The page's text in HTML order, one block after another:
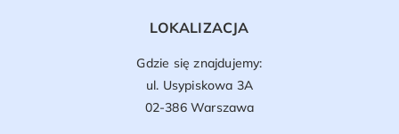
LOKALIZACJA
Gdzie się znajdujemy:
ul. Usypiskowa 3A
02-386 Warszawa